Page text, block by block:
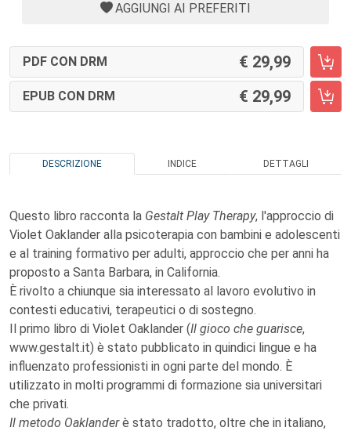
AGGIUNGI AI PREFERITI
PDF CON DRM 29,99
EPUB CON DRM 29,99
DESCRIZIONE INDICE DETTAGLI
Questo libro racconta la Gestalt Play Therapy, l'approccio di
Violet Oaklander alla psicoterapia con bambini e adolescenti
e al training formativo per adulti, approccio che per anni ha
proposto a Santa Barbara, in California.
È rivolto a chiunque sia interessato al lavoro evolutivo in
contesti educativi, terapeutici o di sostegno.
Il primo libro di Violet Oaklander (Il gioco che guarisce,
www.gestalt.it) è stato pubblicato in quindici lingue e ha
influenzato professionisti in ogni parte del mondo. È
utilizzato in molti programmi di formazione sia universitari
che privati.
Il metodo Oaklanderè stato tradotto, oltre che in italiano,